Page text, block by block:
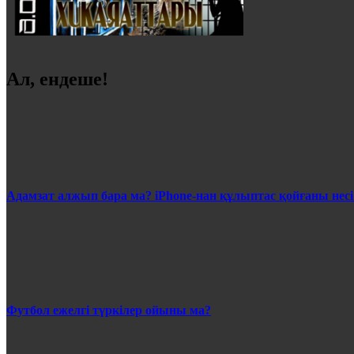
Ал, ендеше!
Адамзат алжып бара ма? iPhone-нан құлыптас қойғаны
Футбол ежелгі түркілер ойыны ма?